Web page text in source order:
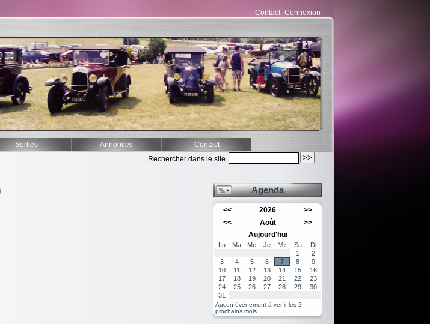
Contact Connexion
Sorties Annonces
Contact
Rechercher dans le site
Agenda
<< 2026
>>
<<
Août
>>
Aujourd'hui
Lu Ma Me Je Ve Sa
Di
1
2
3
4 5 6 7 8
9
10
11 12 13 14 15
16
17
18 19 20 21 22
23
24
25 26 27 28 29
30
31
Aucun évènement à venir les 2
prochains mois